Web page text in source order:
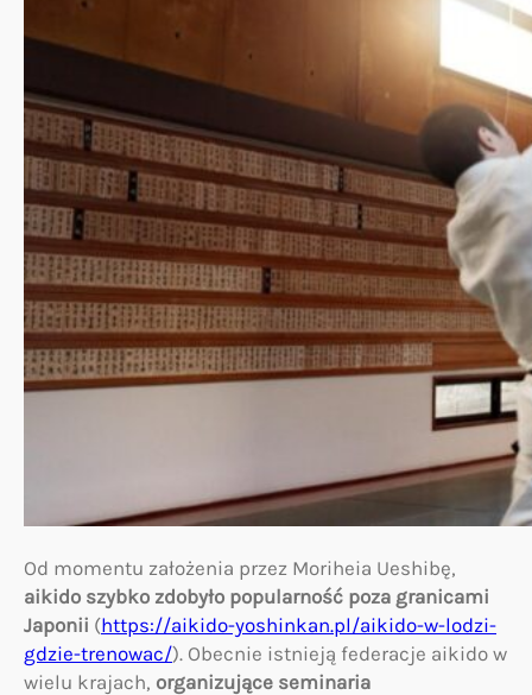
Od momentu założenia przez Moriheia Ueshibę,
aikido szybko zdobyło popularność poza granicami
Japonii (https://aikido-yoshinkan.pl/aikido-w-lodzi-
gdzie-trenowac/). Obecnie istnieją federacje aikido w
wielu krajach, organizujące seminaria